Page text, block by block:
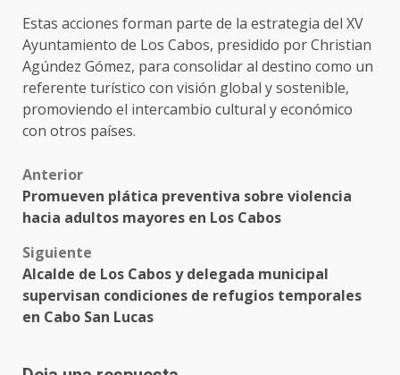
Estas acciones forman parte de la estrategia del XV
Ayuntamiento de Los Cabos, presidido por Christian
Agúndez Gómez, para consolidar al destino como un
referente turístico con visión global y sostenible,
promoviendo el intercambio cultural y económico
con otros países.
Post
navigation
Anterior
Promueven plática preventiva sobre violencia
hacia adultos mayores en Los Cabos
Siguiente
Alcalde de Los Cabos y delegada municipal
supervisan condiciones de refugios temporales
en Cabo San Lucas